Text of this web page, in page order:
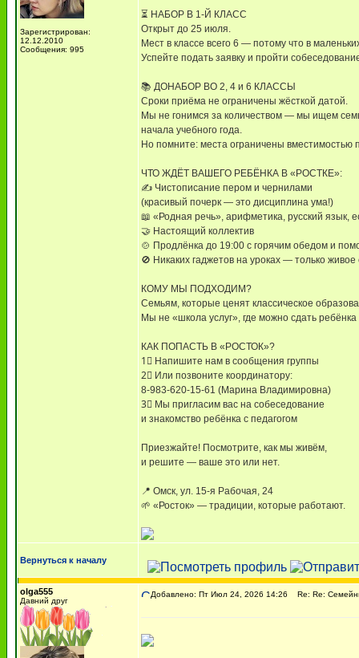
Зарегистрирован:
12.12.2010
Сообщения: 995
⏳ НАБОР В 1-Й КЛАСС
Открыт до 25 июля.
Мест в классе всего 6 — потому что в
Успейте подать заявку и пройти
📚 ДОНАБОР ВО 2, 4 и 6 КЛАССЫ
Сроки приёма не ограничены жёсткой датой.
Мы не гонимся за количеством — мы ищем
начала учебного года.
Но помните: места ограничены вместимостью
ЧТО ЖДЁТ ВАШЕГО РЕБЁНКА В «РОСТКЕ»:
✍ Чистописание пером и чернилами
(красивый почерк — это дисциплина ума!)
📖 «Родная речь», арифметика, русский язык,
🤝 Настоящий коллектив
🍲 Продлёнка до 19:00 с горячим обедом и
🚫 Никаких гаджетов на уроках — только
КОМУ МЫ ПОДХОДИМ?
Семьям, которые ценят классическое
Мы не «школа услуг», где можно сдать
КАК ПОПАСТЬ В «РОСТОК»?
1⃣ Напишите нам в сообщения группы
2⃣ Или позвоните координатору:
8-983-620-15-61 (Марина Владимировна)
3⃣ Мы пригласим вас на собеседование
и знакомство ребёнка с педагогом
Приезжайте! Посмотрите, как мы живём,
и решите — ваше это или нет.
📍 Омск, ул. 15-я Рабочая, 24
🌱 «Росток» — традиции, которые работают.
Вернуться к началу
olga555
Давний друг
Добавлено: Пт Июл 24, 2026 14:26 Re: Re: